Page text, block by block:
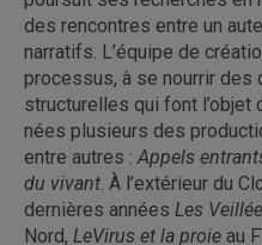
des rencontres entre un
narratifs. L’équipe de
processus, à se nourrir
structurelles qui font l’objet
nées plusieurs des
entre autres : Appels
du vivant . À l’extérieur du
dernières années Les
Nord, LeVirus et la proie au